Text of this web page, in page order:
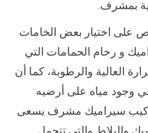
بمشرف.
اختيار بعض الخامات
و رخام الحمامات التي
العالية والرطوبة، كما أن
وجود مياه على أرضيه
سيراميك مشرف يسعى